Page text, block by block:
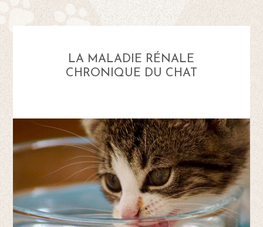
LA MALADIE RÉNALE
CHRONIQUE DU CHAT